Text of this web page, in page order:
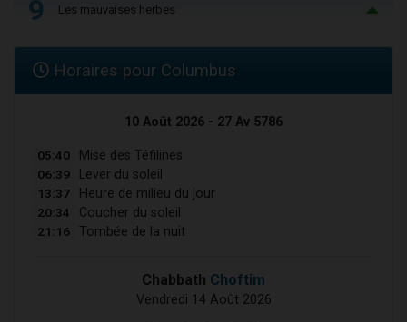
9 Les mauvaises herbes
Horaires pour Columbus
10 Août 2026 - 27 Av 5786
05:40 Mise des Téfilines
06:39 Lever du soleil
13:37 Heure de milieu du jour
20:34 Coucher du soleil
21:16 Tombée de la nuit
Chabbath Choftim
Vendredi 14 Août 2026